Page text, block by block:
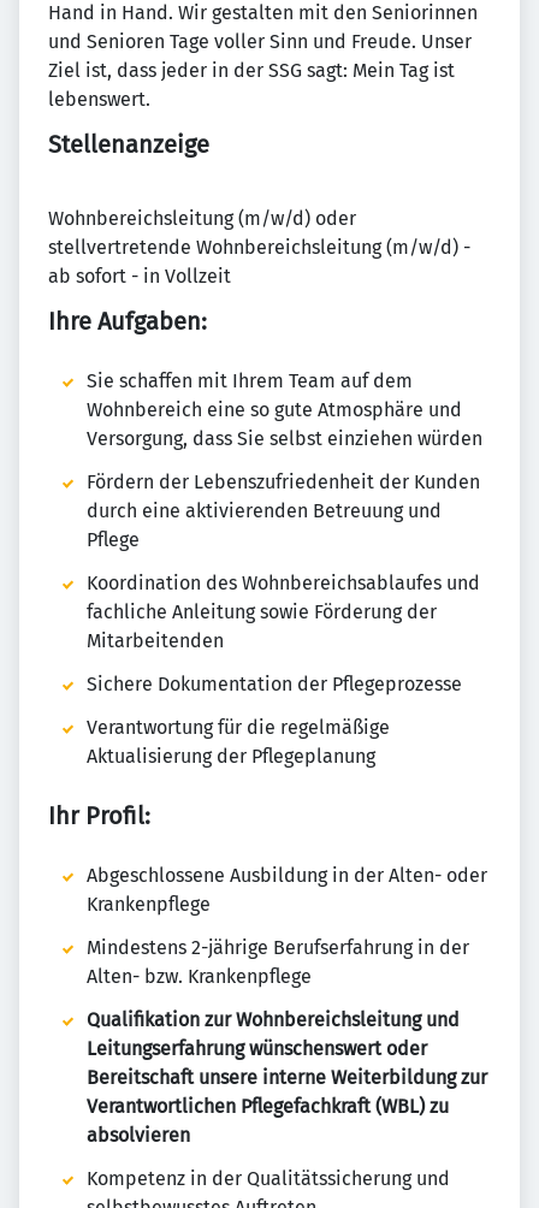
Hand in Hand. Wir gestalten mit den Seniorinnen
und Senioren Tage voller Sinn und Freude. Unser
Ziel ist, dass jeder in der SSG sagt: Mein Tag ist
lebenswert.
Stellenanzeige
Wohnbereichsleitung (m/w/d) oder
stellvertretende Wohnbereichsleitung (m/w/d) -
ab sofort - in Vollzeit
Ihre Aufgaben:
Sie schaffen mit Ihrem Team auf dem
Wohnbereich eine so gute Atmosphäre und
Versorgung, dass Sie selbst einziehen würden
Fördern der Lebenszufriedenheit der Kunden
durch eine aktivierenden Betreuung und
Pflege
Koordination des Wohnbereichsablaufes und
fachliche Anleitung sowie Förderung der
Mitarbeitenden
Sichere Dokumentation der Pflegeprozesse
Verantwortung für die regelmäßige
Aktualisierung der Pflegeplanung
Ihr Profil:
Abgeschlossene Ausbildung in der Alten- oder
Krankenpflege
Mindestens 2-jährige Berufserfahrung in der
Alten- bzw. Krankenpflege
Qualifikation zur Wohnbereichsleitung und
Leitungserfahrung wünschenswert oder
Bereitschaft unsere interne Weiterbildung zur
Verantwortlichen Pflegefachkraft (WBL) zu
absolvieren
Kompetenz in der Qualitätssicherung und